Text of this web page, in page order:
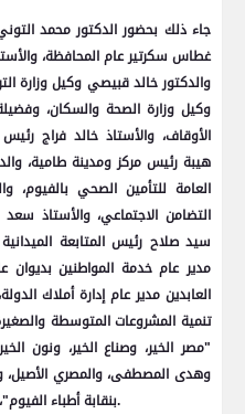
غطاس سكرتير عام المحافظة،
والدكتور خالد قبيصي وكيل وزارة
وكيل وزارة الصحة والسكان،
الأوقاف، والأستاذ خالد فراج
هيبة رئيس مركز ومدينة طامية،
العامة للتأمين الصحي بالفيوم،
التضامن الاجتماعي، والأستاذ
سيد صلاح رئيس المتابعة
مدير عام خدمة المواطنين
العابدين مدير عام إدارة أملاك
تنمية المشروعات المتوسطة
"مصر الخير، وصناع الخير، ونون
وهدى المصطفى، والمصري الأصيل،
بنقابة أطباء الفيوم"، وعدد من مسئولي الجهات ذات الصلة.